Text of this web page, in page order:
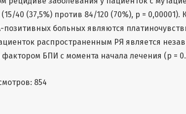
40 (37,5%) против 84/120 (70%), p = 0,00001).
позитивных больных являются
распространенным РЯ является
БПИ с момента начала лечения (р =
854